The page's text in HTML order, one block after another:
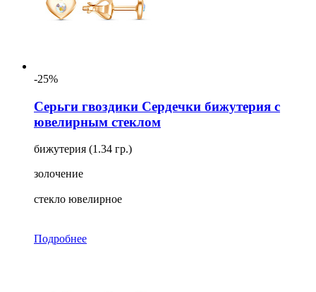
-25%
Серьги гвоздики Сердечки бижутерия с
ювелирным стеклом
бижутерия (1.34 гр.)
золочение
стекло ювелирное
Подробнее